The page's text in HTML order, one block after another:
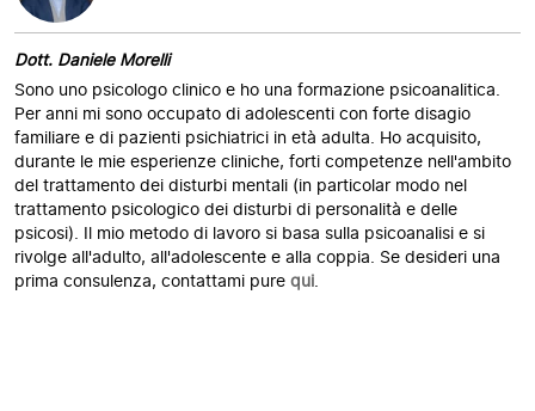
Dott. Daniele Morelli
Sono uno psicologo clinico e ho una formazione psicoanalitica.
Per anni mi sono occupato di adolescenti con forte disagio
familiare e di pazienti psichiatrici in età adulta. Ho acquisito,
durante le mie esperienze cliniche, forti competenze nell'ambito
del trattamento dei disturbi mentali (in particolar modo nel
trattamento psicologico dei disturbi di personalità e delle
psicosi). Il mio metodo di lavoro si basa sulla psicoanalisi e si
rivolge all'adulto, all'adolescente e alla coppia. Se desideri una
prima consulenza, contattami pure qui.